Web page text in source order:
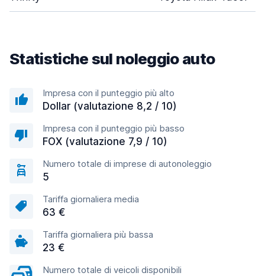
Statistiche sul noleggio auto
Impresa con il punteggio più alto
Dollar (valutazione 8,2 / 10)
Impresa con il punteggio più basso
FOX (valutazione 7,9 / 10)
Numero totale di imprese di autonoleggio
5
Tariffa giornaliera media
63 €
Tariffa giornaliera più bassa
23 €
Numero totale di veicoli disponibili